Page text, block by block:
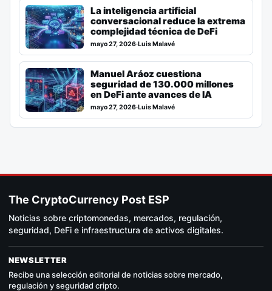
La inteligencia artificial
conversacional reduce la extrema
complejidad técnica de DeFi
mayo 27, 2026·Luis Malavé
Manuel Aráoz cuestiona
seguridad de 130.000 millones
en DeFi ante avances de IA
mayo 27, 2026·Luis Malavé
The CryptoCurrency Post ESP
Noticias sobre criptomonedas, mercados, regulación,
seguridad, DeFi e infraestructura de activos digitales.
NEWSLETTER
Recibe una selección editorial de noticias sobre mercado,
regulación y seguridad cripto.